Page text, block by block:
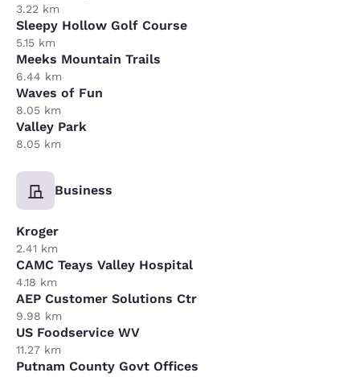
3.22 km
Sleepy Hollow Golf Course
5.15 km
Meeks Mountain Trails
6.44 km
Waves of Fun
8.05 km
Valley Park
8.05 km
Business
Kroger
2.41 km
CAMC Teays Valley Hospital
4.18 km
AEP Customer Solutions Ctr
9.98 km
US Foodservice WV
11.27 km
Putnam County Govt Offices